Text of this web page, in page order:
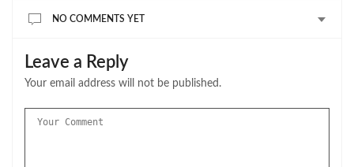
NO COMMENTS YET
Leave a Reply
Your email address will not be published.